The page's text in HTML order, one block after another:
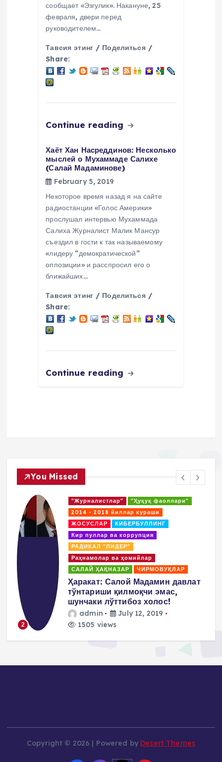
сообщает «Эзгулик». Накануне, 25
февраля, двери перед
руководителем…
Тавсия этинг / Поделиться /
Share:
Continue reading
Хаёт Хан Насреддинов: Несколько
мыслей о Мухаммаде Салихе
(Салай Мадаминове)
February 5, 2019
Некоторое время назад я на сайте
радиостанции «Голос Америки»
прослушал интервью Мухаммада
Салиха Журналист Малик Мансур
съездил в гости к так называемому
«лидеру “демократической”
оппозиции» и расспросил его о
ближайших…
Тавсия этинг / Поделиться /
Share:
Continue reading
You Missed
2
"Журналистлар"
"Ҳуқуқ фаоллари"
2014 - 2018 йиллар кураши
ЖОСУСЛАР
КИБЕРБУЛЛИНГ
Кир пуллар ва коррупция
РАДИКАЛ "ЛИДЕР"
Раҳнамолар ва ҳомийлар
САЛАЙ ҲАҚНАЗАР
ЧИРМОВУҚЛАР
Ҳаракат: Салой Мадамин давлат
тўнтариши қилмоқчи эмас,
шунчаки лўттибоз холос!
admin
July 12, 2019
1505 views
Copyright © 2026 | Powered by Desert Themes